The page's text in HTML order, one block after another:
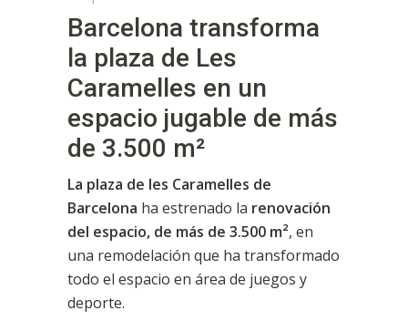
Barcelona transforma
la plaza de Les
Caramelles en un
espacio jugable de más
de 3.500 m²
La plaza de les Caramelles de
Barcelona ha estrenado la renovación
del espacio, de más de 3.500 m², en
una remodelación que ha transformado
todo el espacio en área de juegos y
deporte.